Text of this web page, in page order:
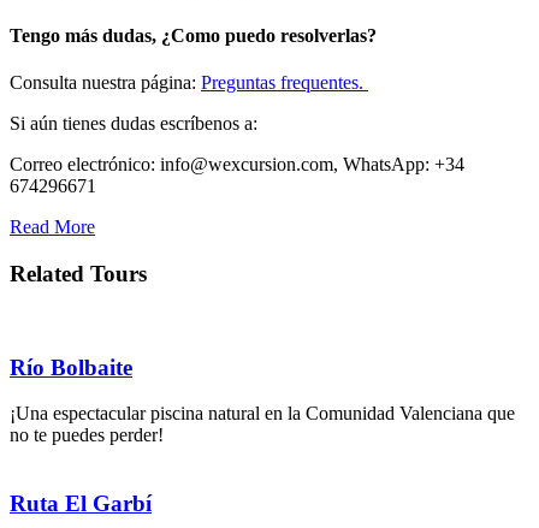
Tengo más dudas, ¿Como puedo resolverlas?
Consulta nuestra página: Preguntas frequentes.
Si aún tienes dudas escríbenos a:
Correo electrónico: info@wexcursion.com, WhatsApp: +34
674296671
Read More
Related Tours
Río Bolbaite
¡Una espectacular piscina natural en la Comunidad Valenciana que
no te puedes perder!
Ruta El Garbí